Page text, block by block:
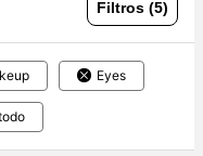
Filtros (5)
Eyes